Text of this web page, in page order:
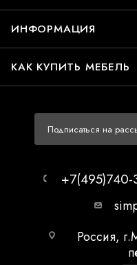
ИНФОРМАЦИЯ
КАК КУПИТЬ МЕБЕЛЬ
Подписаться на
+7(495)740-
Россия,